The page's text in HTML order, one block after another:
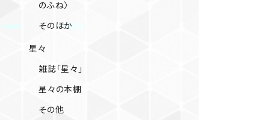
のふね〉
そのほか
星々
雑誌「星々」
星々の本棚
その他